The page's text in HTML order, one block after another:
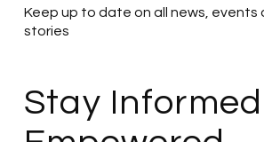
Keep up to date on all news, events
stories
Stay